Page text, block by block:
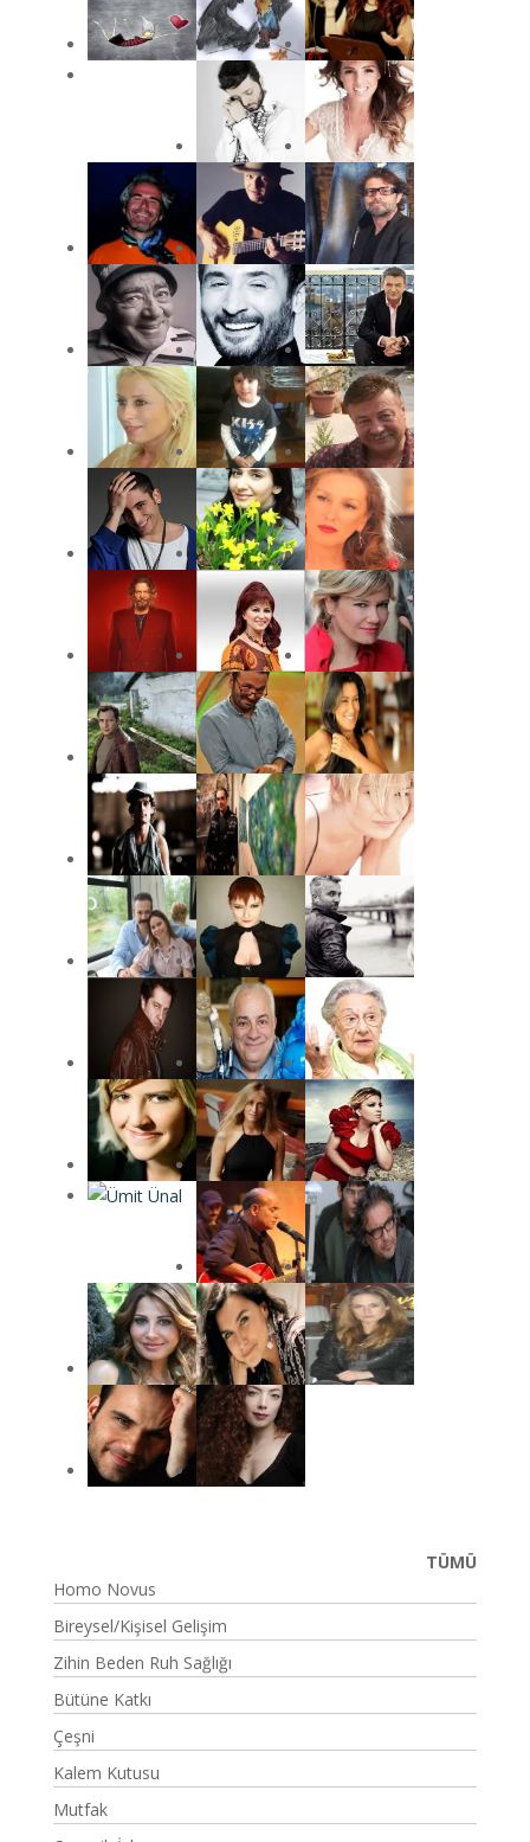
TÜMÜ
Homo Novus
Bireysel/Kişisel Gelişim
Zihin Beden Ruh Sağlığı
Bütüne Katkı
Çeşni
Kalem Kutusu
Mutfak